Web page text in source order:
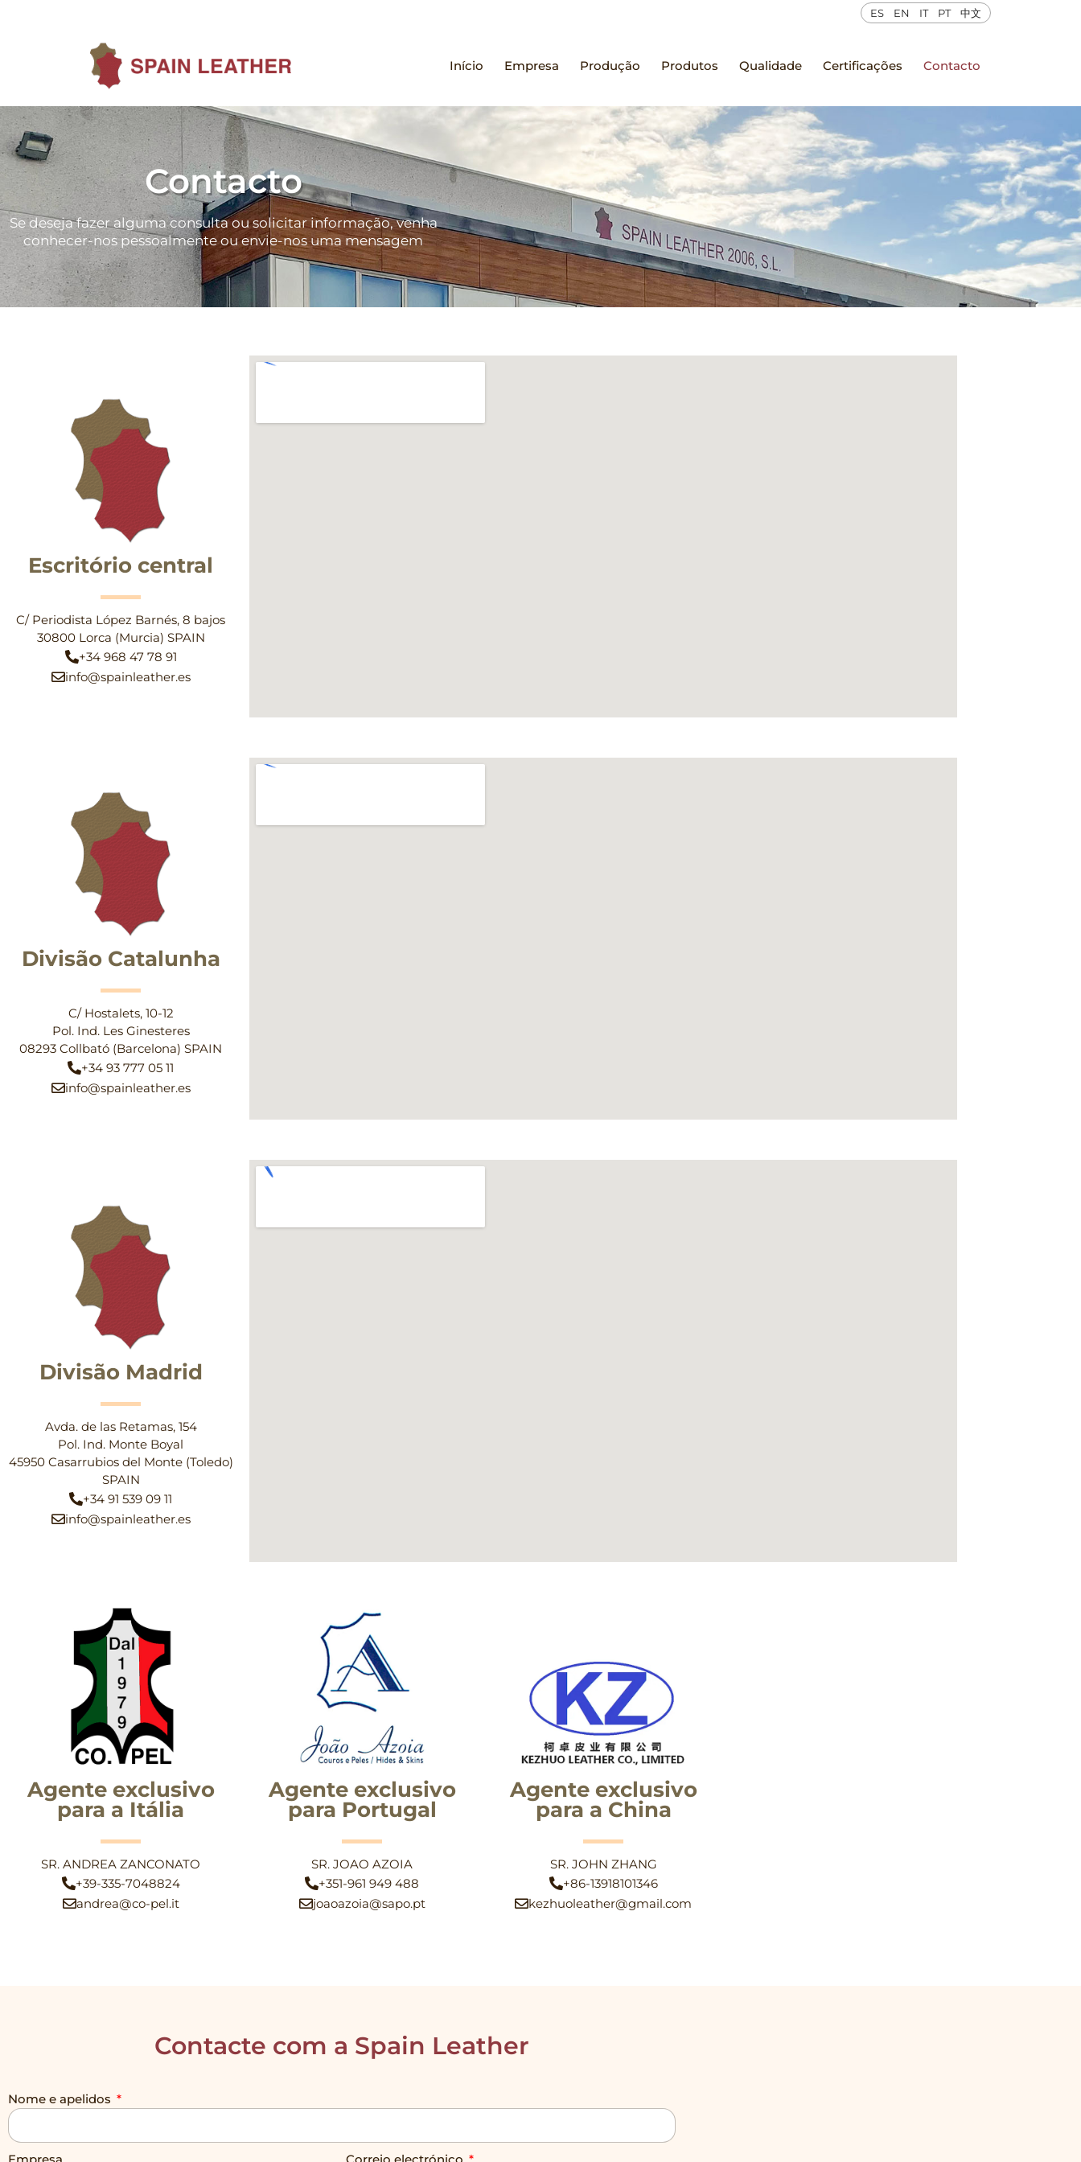
ES EN IT PT 中文
Início Empresa Produção Produtos Qualidade Certificações Contacto
Contacto
Se deseja fazer alguma consulta ou solicitar informação, venha
conhecer-nos pessoalmente ou envie-nos uma mensagem
Escritório central
C/ Periodista López Barnés, 8 bajos
30800 Lorca (Murcia) SPAIN
+34 968 47 78 91
info@spainleather.es
Divisão Catalunha
C/ Hostalets, 10-12
Pol. Ind. Les Ginesteres
08293 Collbató (Barcelona) SPAIN
+34 93 777 05 11
info@spainleather.es
Divisão Madrid
Avda. de las Retamas, 154
Pol. Ind. Monte Boyal
45950 Casarrubios del Monte (Toledo)
SPAIN
+34 91 539 09 11
info@spainleather.es
Agente exclusivo
para a Itália
SR. ANDREA ZANCONATO
+39-335-7048824
andrea@co-pel.it
Agente exclusivo
para Portugal
SR. JOAO AZOIA
+351-961 949 488
joaoazoia@sapo.pt
Agente exclusivo
para a China
SR. JOHN ZHANG
+86-13918101346
kezhuoleather@gmail.com
Contacte com a Spain Leather
Nome e apelidos